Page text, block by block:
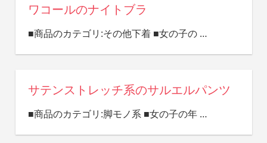
マ
WANTED！
ワコールのナイトブラ
■商品のカテゴリ:その他下着 ■女の子の …
サテンストレッチ系のサルエルパンツ
■商品のカテゴリ:脚モノ系 ■女の子の年 …